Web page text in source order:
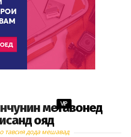
метавонед
ояд
VIP
тавсия дода мешавад